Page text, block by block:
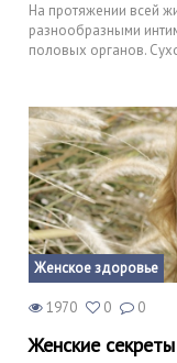
На протяжении всей
разнообразными
половых органов.
Женское здоровье
1970 0 0
Женские секреты